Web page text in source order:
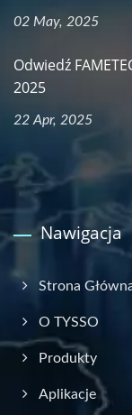
02 May, 2025
Odwiedź
2025
22 Apr, 2025
Nawigacja
Strona
O TYSSO
Produkty
Aplikacje